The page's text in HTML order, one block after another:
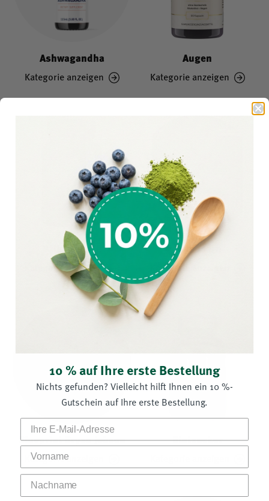
Ashwagandha
Kategorie anzeigen
Augen
Kategorie anzeigen
Ballaststoffe
Kategorie anzeigen
Blaubeere
Kategorie anzeigen
Blueprint Bryan Johson
Kategorie anzeigen
Blutzucker
10 % auf Ihre erste Bestellung
Nichts gefunden? Vielleicht hilft Ihnen ein 10 %-
Gutschein auf Ihre erste Bestellung.
Vorname
Nachname